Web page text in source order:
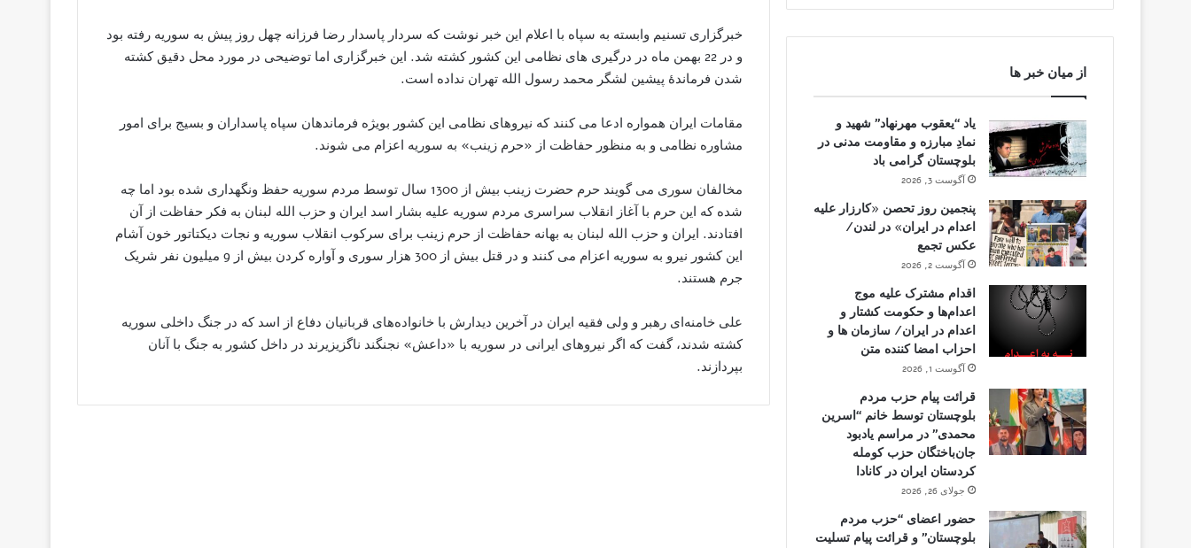
خبرگزاری تسنیم وابسته به سپاه با اعلام این خبر نوشت که سردار پاسدار رضا فرزانه چهل روز پیش به سوریه رفته بود
و در 22 بهمن ماه در درگیری های نظامی این کشور کشته شد. این خبرگزاری اما توضیحی در مورد محل دقیق کشته
شدن فرماندۀ پیشین لشگر محمد رسول الله تهران نداده است.
مقامات ایران همواره ادعا می کنند که نیروهای نظامی این کشور بویژه فرماندهان سپاه پاسداران و بسیج برای امور
مشاوره نظامی و به منظور حفاظت از «حرم زینب» به سوریه اعزام می شوند.
مخالفان سوری‌ می گویند حرم حضرت زینب بیش از 1300 سال توسط مردم سوریه حفظ ونگهداری شده بود اما چه
شده که این حرم با آغاز انقلاب سراسری مردم سوریه علیه بشار اسد ایران و حزب الله لبنان به فکر حفاظت از آن
افتادند. ایران و حزب الله لبنان به بهانه حفاظت از حرم زینب برای سرکوب انقلاب سوریه و نجات دیکتاتور خون آشام
این کشور نیرو به سوریه اعزام می کنند و در قتل بیش از 300 هزار سوری و آواره کردن بیش از 9 میلیون نفر شریک
جرم هستند.
علی خامنه‌ای رهبر و ولی فقیه ایران در آخرین دیدارش با خانواده‌های قربانیان دفاع از اسد که در جنگ داخلی سوریه
کشته شدند، گفت که اگر نیروهای ایرانی در سوریه با «داعش» نجنگند ناگزیزیرند در داخل کشور به جنگ با آنان
بپردازند.
از میان خبر ها
یاد “یعقوب مهرنهاد” شهید و
نمادِ مبارزه و مقاومت مدنی در
بلوچستان گرامی باد
آگوست 3, 2026
پنجمین روز تحصن «کارزار علیه
اعدام در ایران» در لندن/
عکس تجمع
آگوست 2, 2026
اقدام مشترک علیه موج
اعدام‌ها و حکومت کشتار و
اعدام در ایران/ سازمان ها و
احزاب امضا کننده متن
آگوست 1, 2026
قرائت پیام حزب مردم
بلوچستان توسط خانم “اسرین
محمدی” در مراسم یادبود
جان‌باختگان حزب کومله
کردستان ایران در کانادا
جولای 26, 2026
حضور اعضای “حزب مردم
بلوچستان” و قرائت پیام تسلیت